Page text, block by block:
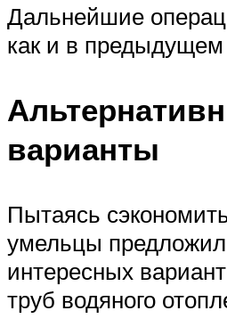
Дальнейшие
как и в предыдущем
варианты
Пытаясь
умельцы
интересных
труб водяного